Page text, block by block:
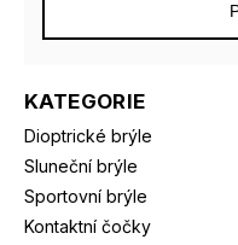
KATEGORIE
Dioptrické brýle
Sluneční brýle
Sportovní brýle
Kontaktní čočky